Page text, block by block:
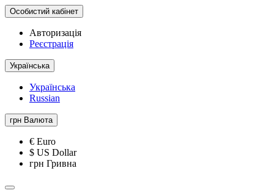
Особистий кабінет
Авторизація
Реєстрація
Українська
Українська
Russian
грн Валюта
€ Euro
$ US Dollar
грн Гривна